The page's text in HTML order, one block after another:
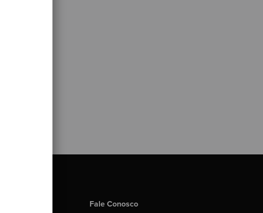
Fale Conosco